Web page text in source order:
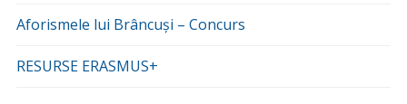
Aforismele lui Brâncuși – Concurs
RESURSE ERASMUS+